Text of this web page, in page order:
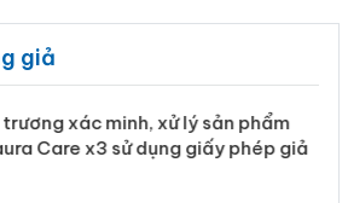
giả
trương xác minh, xử lý sản phẩm
Care x3 sử dụng giấy phép
mạo